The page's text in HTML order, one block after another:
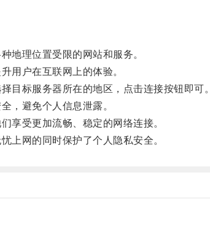
理位置受限的网站和服务。
户在互联网上的体验。
标服务器所在的地区，点击连接按钮即可。
，避免个人信息泄露。
受更加流畅、稳定的网络连接。
网的同时保护了个人隐私安全。